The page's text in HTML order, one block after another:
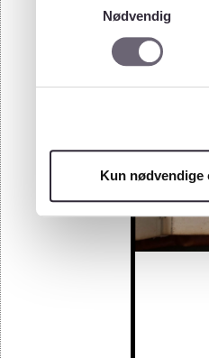
Nødvendig
Kun nødvendige